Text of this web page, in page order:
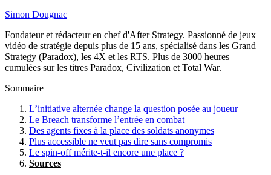
Simon Dougnac
Fondateur et rédacteur en chef d'After Strategy. Passionné de jeux
vidéo de stratégie depuis plus de 15 ans, spécialisé dans les Grand
Strategy (Paradox), les 4X et les RTS. Plus de 3000 heures
cumulées sur les titres Paradox, Civilization et Total War.
Sommaire
L’initiative alternée change la question posée au joueur
Le Breach transforme l’entrée en combat
Des agents fixes à la place des soldats anonymes
Plus accessible ne veut pas dire sans compromis
Le spin-off mérite-t-il encore une place ?
Sources